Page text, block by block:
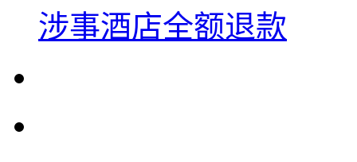
涉事酒店全额退款